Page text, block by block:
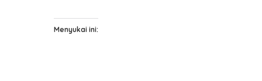
Menyukai ini: